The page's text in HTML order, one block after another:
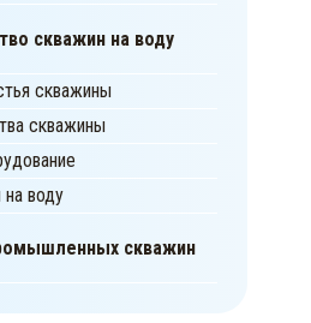
скважин на воду
скважины
скважины
воду
скважин